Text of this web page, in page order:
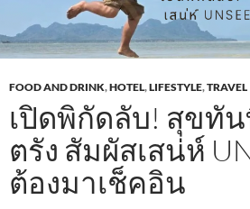
FOOD AND DRINK,HOTEL,LIFESTYLE,TRAVEL
เปิดพิกัดลับ! สุขทัน
ตรัง สัมผัสเสน่ห์
ต้องมาเช็คอิน